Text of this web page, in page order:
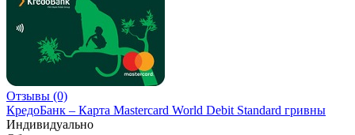
Отзывы (0)
КредоБанк – Карта Mastercard World Debit Standard гривны
Индивидуально